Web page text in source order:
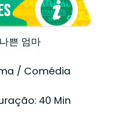
쁜 엄마
/ Comédia
40 Min